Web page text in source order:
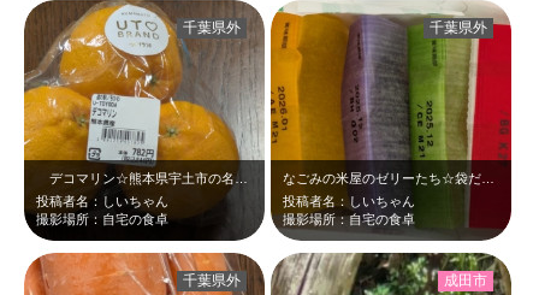
デコマリン☆熊本県宇土市の名産品☆初めて購入しました☆ちなにみに、熊本県の名…
投稿者名：しいちゃん
撮影場所：自宅の食卓
千葉県外
なごみの米屋のゼリーたち☆袋だけ上から～☆カラフル(^_-)-☆
投稿者名：しいちゃん
撮影場所：自宅の食卓
千葉県外
千葉県外 成田市